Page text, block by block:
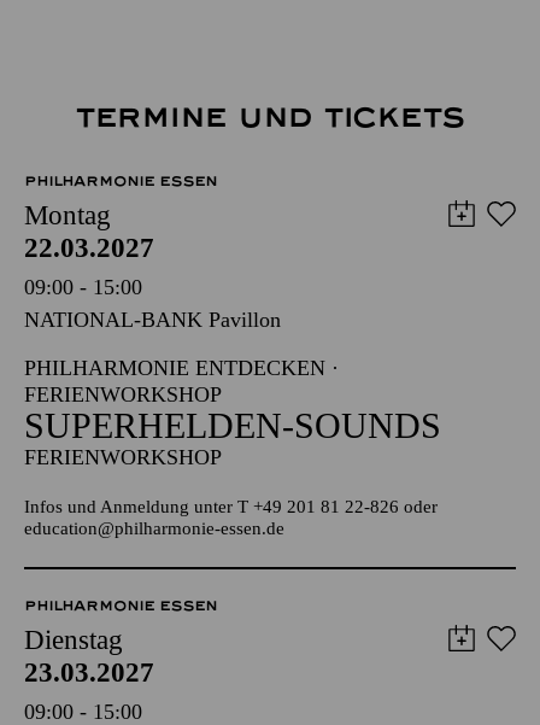
TERMINE UND TICKETS
PHILHARMONIE ESSEN
Montag
22.03.2027
09:00 - 15:00
NATIONAL-BANK Pavillon
PHILHARMONIE ENTDECKEN ·
FERIENWORKSHOP
SUPERHELDEN-SOUNDS
FERIENWORKSHOP
Infos und Anmeldung unter T +49 201 81 22-826 oder
education@philharmonie-essen.de
PHILHARMONIE ESSEN
Dienstag
23.03.2027
09:00 - 15:00